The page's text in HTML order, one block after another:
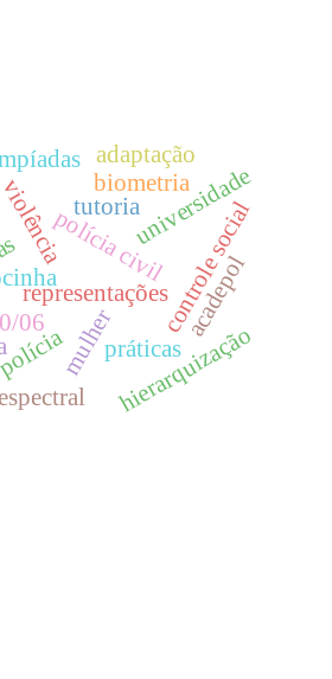
06 mulher
polícia civil
práticas
representações
hierarquização
universidade
controle social
acadepol
tutoria
biometria
adaptação